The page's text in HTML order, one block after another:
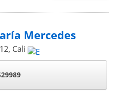
Mercedes
, Cali